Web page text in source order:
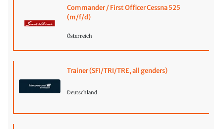
Commander / First Officer Cessna 525
(m/f/d)
Österreich
Trainer (SFI/TRI/TRE, all genders)
Deutschland